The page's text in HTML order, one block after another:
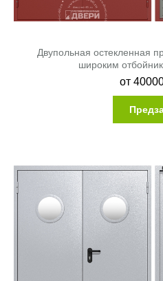
Двупольная остекленная
широким
от